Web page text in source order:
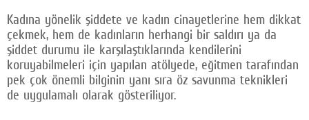
© 2026 TÜM HAKLARI SAKLIDIR
Kadına yönelik şiddete ve kadın cinayetlerine hem dikkat
çekmek, hem de kadınların herhangi bir saldırı ya da
şiddet durumu ile karşılaştıklarında kendilerini
koruyabilmeleri için yapılan atölyede, eğitmen tarafından
pek çok önemli bilginin yanı sıra öz savunma teknikleri
de uygulamalı olarak gösteriliyor.